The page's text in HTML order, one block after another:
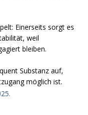
Einerseits sorgt es
weil
bleiben.
Substanz auf,
möglich ist.